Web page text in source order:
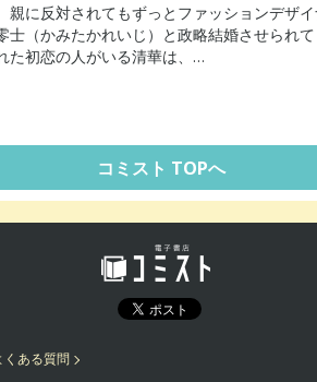
親に反対されてもずっとファッションデザ
（かみたかれいじ）と政略結婚させられて
初恋の人がいる清華は、 …
コミスト TOPへ
くある質問